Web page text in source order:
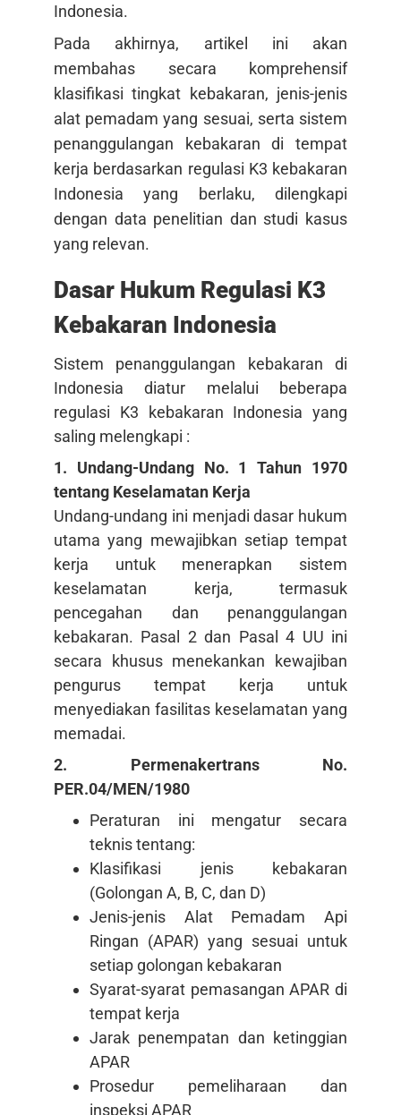
Indonesia.
Pada akhirnya, artikel ini akan
membahas secara komprehensif
klasifikasi tingkat kebakaran, jenis-jenis
alat pemadam yang sesuai, serta sistem
penanggulangan kebakaran di tempat
kerja berdasarkan regulasi K3 kebakaran
Indonesia yang berlaku, dilengkapi
dengan data penelitian dan studi kasus
yang relevan.
Dasar Hukum Regulasi K3
Kebakaran Indonesia
Sistem penanggulangan kebakaran di
Indonesia diatur melalui beberapa
regulasi K3 kebakaran Indonesia yang
saling melengkapi :
1. Undang-Undang No. 1 Tahun 1970
tentang Keselamatan Kerja
Undang-undang ini menjadi dasar hukum
utama yang mewajibkan setiap tempat
kerja untuk menerapkan sistem
keselamatan kerja, termasuk
pencegahan dan penanggulangan
kebakaran. Pasal 2 dan Pasal 4 UU ini
secara khusus menekankan kewajiban
pengurus tempat kerja untuk
menyediakan fasilitas keselamatan yang
memadai.
2. Permenakertrans No.
PER.04/MEN/1980
Peraturan ini mengatur secara
teknis tentang:
Klasifikasi jenis kebakaran
(Golongan A, B, C, dan D)
Jenis-jenis Alat Pemadam Api
Ringan (APAR) yang sesuai untuk
setiap golongan kebakaran
Syarat-syarat pemasangan APAR di
tempat kerja
Jarak penempatan dan ketinggian
APAR
Prosedur pemeliharaan dan
inspeksi APAR